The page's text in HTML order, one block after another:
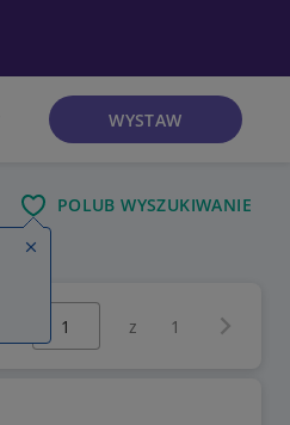
WYSTAW
POLUB WYSZUKIWANIE
z 1
Zamknij wskazówkę